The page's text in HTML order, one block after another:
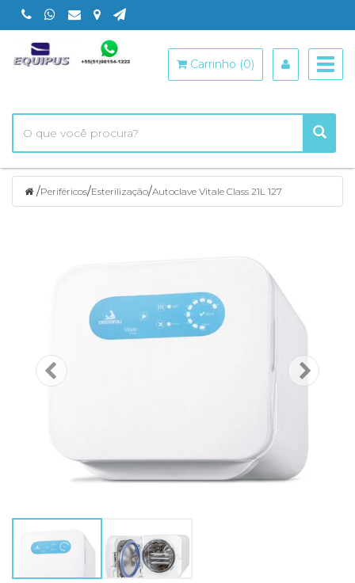
Carrinho (0)
/Periféricos/Esterilização/Autoclave Vitale Class 21L 127